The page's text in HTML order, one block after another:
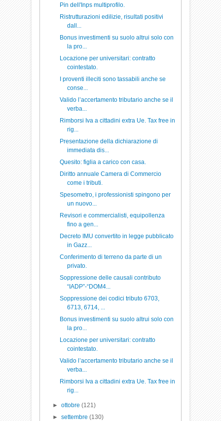
Pin dell'Inps multiprofilo.
Ristrutturazioni edilizie, risultati positivi
dall...
Bonus investimenti su suolo altrui solo con
la pro...
Locazione per universitari: contratto
cointestato.
I proventi illeciti sono tassabili anche se
conse...
Valido l’accertamento tributario anche se il
verba...
Rimborsi Iva a cittadini extra Ue. Tax free in
rig...
Presentazione della dichiarazione di
immediata dis...
Quesito: figlia a carico con casa.
Diritto annuale Camera di Commercio
come i tributi.
Spesometro, i professionisti spingono per
un nuovo...
Revisori e commercialisti, equipollenza
fino a gen...
Decreto IMU convertito in legge pubblicato
in Gazz...
Conferimento di terreno da parte di un
privato.
Soppressione delle causali contributo
“IADP”-“DOM4...
Soppressione dei codici tributo 6703,
6713, 6714, ...
Bonus investimenti su suolo altrui solo con
la pro...
Locazione per universitari: contratto
cointestato.
Valido l’accertamento tributario anche se il
verba...
Rimborsi Iva a cittadini extra Ue. Tax free in
rig...
► ottobre (121)
► settembre (130)